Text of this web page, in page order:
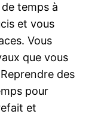
temps à
et vous
Vous
que vous
des
pour
et